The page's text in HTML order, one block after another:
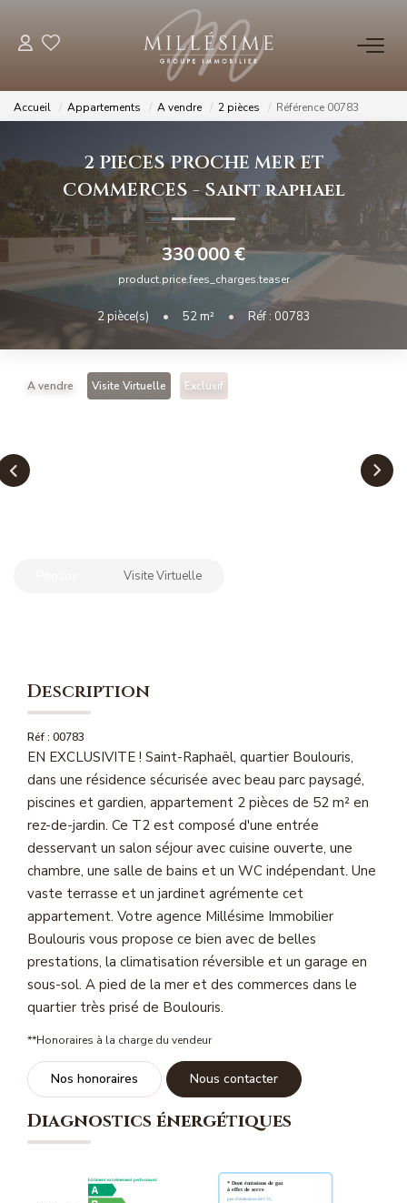
NOS OFFRES
Nos Biens Vendus
NOS AGENCES
Nos Agences
ESTIMATION
Millésimme Immobilier N°11
Magasine Vendu Boulouris
Magasine Vendu St-Raphaël/Fréjus
CONTACT
Accueil Appartements A vendre 2 pièces Référence 00783
2 PIECES PROCHE MER ET
COMMERCES-Saint raphael
330 000 €
product.price.fees_charges.teaser
2pièce(s) • 52m² • Réf : 00783
A vendre Visite Virtuelle Exclusif
Visite Virtuelle
Description
Réf : 00783
EN EXCLUSIVITE ! Saint-Raphaël, quartier Boulouris,
dans une résidence sécurisée avec beau parc paysagé,
piscines et gardien, appartement 2 pièces de 52 m² en
rez-de-jardin. Ce T2 est composé d'une entrée
desservant un salon séjour avec cuisine ouverte, une
chambre, une salle de bains et un WC indépendant. Une
vaste terrasse et un jardinet agrémente cet
appartement. Votre agence Millésime Immobilier
Boulouris vous propose ce bien avec de belles
prestations, la climatisation réversible et un garage en
sous-sol. A pied de la mer et des commerces dans le
quartier très prisé de Boulouris.
**Honoraires à la charge du vendeur
Nos honoraires Nous contacter
Diagnostics énergétiques